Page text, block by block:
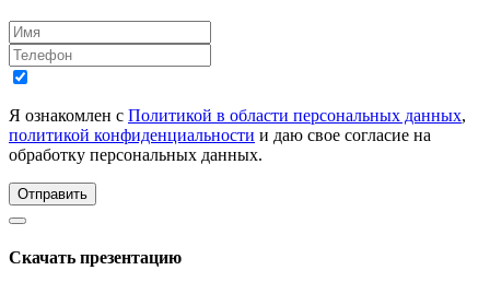
Я ознакомлен с Политикой в области персональных данных,
политикой конфиденциальности и даю свое согласие на
обработку персональных данных.
Отправить
Скачать презентацию